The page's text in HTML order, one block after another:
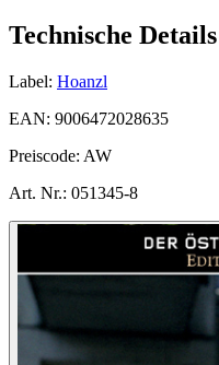
Technische Details
Label: Hoanzl
EAN: 9006472028635
Preiscode: AW
Art. Nr.: 051345-8